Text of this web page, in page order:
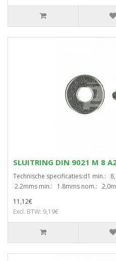
SLUITRING DIN 9021 M 8
Technische specificaties:d1 min.:
2.2mms min.: 1.8mms nom.:
11,12€
Excl. BTW: 9,19€